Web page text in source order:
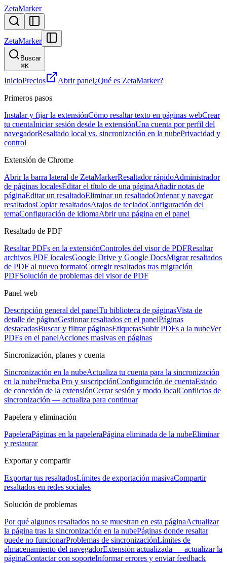
ZetaMarker
ZetaMarker
Buscar
⌘K
InicioPrecios Abrir panel¿Qué es ZetaMarker?
Primeros pasos
Instalar y fijar la extensiónCómo resaltar texto en páginas webCrear
tu cuentaIniciar sesión desde la extensiónUna cuenta por perfil del
navegadorResaltado local vs. sincronización en la nubePrivacidad y
control
Extensión de Chrome
Abrir la barra lateral de ZetaMarkerResaltador rápidoAdministrador
de páginas localesEditar el título de una páginaAñadir notas de
páginaEditar un resaltadoEliminar un resaltadoOrdenar y navegar
resaltadosCopiar resaltadosAtajos de tecladoConfiguración del
temaConfiguración de idiomaAbrir una página en el panel
Resaltado de PDF
Resaltar PDFs en la extensiónControles del visor de PDFResaltar
archivos PDF localesGoogle Drive y Google DocsMigrar resaltados
de PDF al nuevo formatoCorregir resaltados tras migración
PDFSolución de problemas del visor de PDF
Panel web
Descripción general del panelTu biblioteca de páginasVista de
detalle de páginaGestionar resaltados en el panelPáginas
destacadasBuscar y filtrar páginasEtiquetasSubir PDFs a la nubeVer
PDFs en el panelAcciones masivas en páginas
Sincronización, planes y cuenta
Sincronización en la nubeActualiza tu cuenta para la sincronización
en la nubePrueba Pro y suscripciónConfiguración de cuentaEstado
de conexión de la extensiónCerrar sesión y modo localConflictos de
sincronización — actualiza para continuar
Papelera y eliminación
PapeleraPáginas en la papeleraPágina eliminada de la nubeEliminar
y restaurar
Exportar y compartir
Exportar tus resaltadosLímites de exportación masivaCompartir
resaltados en redes sociales
Solución de problemas
Por qué algunos resaltados no se muestran en esta páginaActualizar
la página tras la sincronización en la nubePáginas donde resaltar
puede no funcionarProblemas de sincronizaciónLímites de
almacenamiento del navegadorExtensión actualizada — actualizar la
páginaContactar con soporteInformar errores y enviar feedback